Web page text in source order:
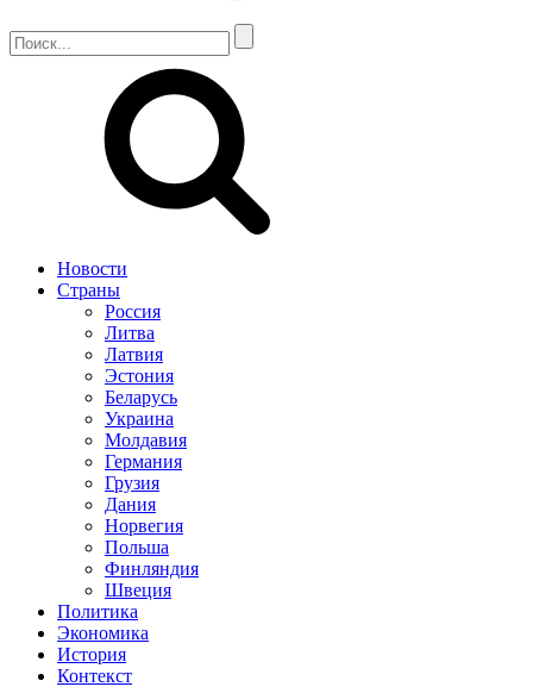
Новости
Страны
Россия
Литва
Латвия
Эстония
Беларусь
Украина
Молдавия
Германия
Грузия
Дания
Норвегия
Польша
Финляндия
Швеция
Политика
Экономика
История
Контекст